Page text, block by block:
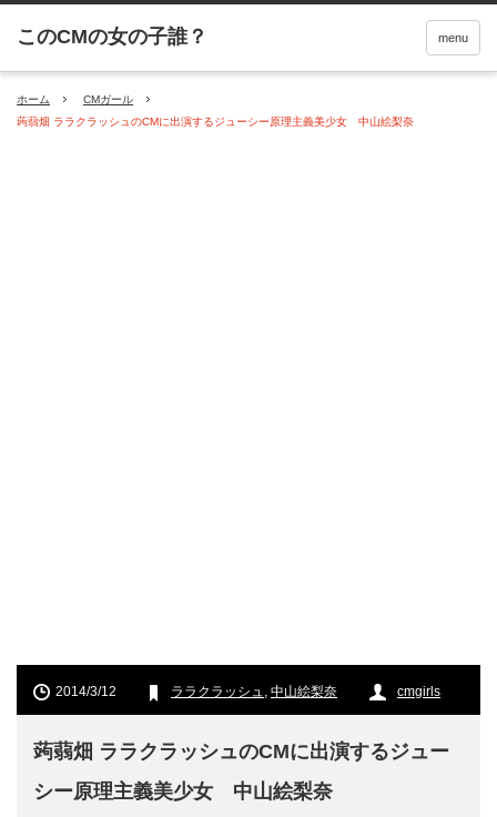
menu
ホーム
CMガール
蒟蒻畑 ララクラッシュのCMに出演するジューシー原理主義美少女 中山絵梨奈
2014/3/12 ララクラッシュ, 中山絵梨奈 cmgirls
蒟蒻畑 ララクラッシュのCMに出演するジュー
シー原理主義美少女 中山絵梨奈